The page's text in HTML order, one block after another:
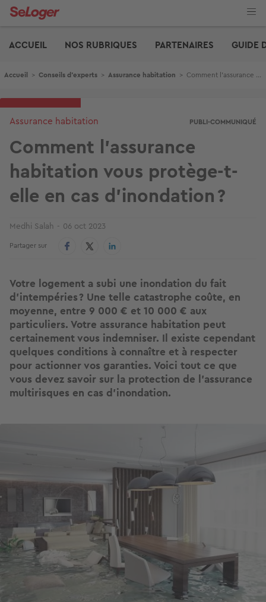
Aller
ACCUEIL
NOS RUBRIQUES PARTENAIRES GUIDE
Fil d'Ariane
Accueil > Conseils d'experts > Assurance habitation > Comment l’assurance habitation vous protège-t-elle en cas d’inondation ?
PUBLI-COMMUNIQUÉ
Assurance habitation
Comment l’assurance
habitation vous protège-t-
elle en cas d’inondation ?
Medhi Salah 06 oct 2023
Partager sur
Votre logement a subi une inondation du fait
d’intempéries ? Une telle catastrophe coûte, en
moyenne, entre 9 000 € et 10 000 € aux
particuliers. Votre assurance habitation peut
certainement vous indemniser. Il existe cependant
quelques conditions à connaître et à respecter
pour actionner vos garanties. Voici tout ce que
vous devez savoir sur la protection de l’assurance
multirisques en cas d’inondation.